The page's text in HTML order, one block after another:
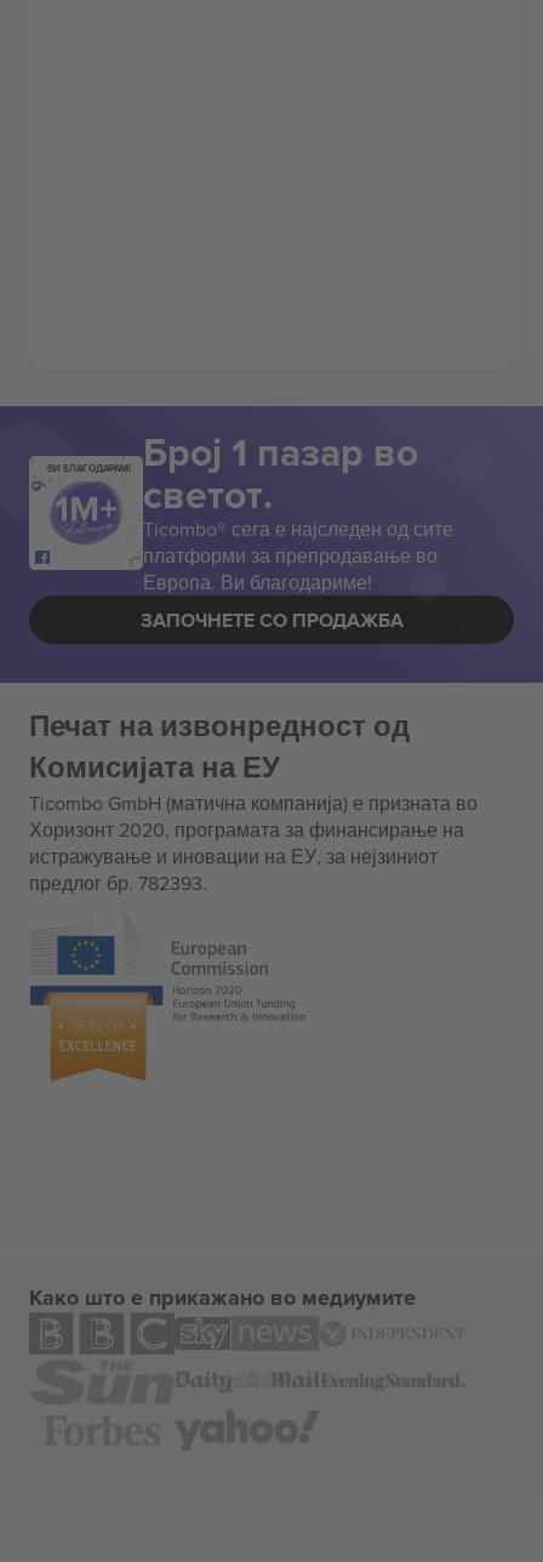
ВИ БЛАГОДАРАМ! Број 1 пазар во
светот.
Ticombo® сега е најследен од сите
платформи за препродавање во
Европа. Ви благодариме!
ЗАПОЧНЕТЕ СО ПРОДАЖБА
Печат на извонредност од
Комисијата на ЕУ
Ticombo GmbH (матична компанија) е призната во
Хоризонт 2020, програмата за финансирање на
истражување и иновации на ЕУ, за нејзиниот
предлог бр. 782393.
Како што е прикажано во медиумите